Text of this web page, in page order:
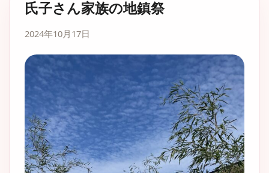
氏子さん家族の地鎮祭
2024年10月17日